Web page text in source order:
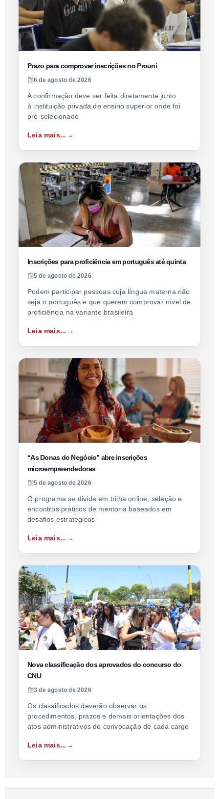
Prazo para comprovar inscrições no Prouni
6 de agosto de 2026
A confirmação deve ser feita diretamente junto
à instituição privada de ensino superior onde foi
pré-selecionado
Leia mais...
Inscrições para proficiência em português até quinta
5 de agosto de 2026
Podem participar pessoas cuja língua materna não
seja o português e que querem comprovar nível de
proficiência na variante brasileira
Leia mais...
“As Donas do Negócio” abre inscrições
microempreendedoras
5 de agosto de 2026
O programa se divide em trilha online, seleção e
encontros práticos de mentoria baseados em
desafios estratégicos
Leia mais...
Nova classificação dos aprovados do concurso do
CNU
3 de agosto de 2026
Os classificados deverão observar os
procedimentos, prazos e demais orientações dos
atos administrativos de convocação de cada cargo
Leia mais...